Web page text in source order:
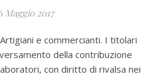
Maggio 2017
e commercianti. I titolari
della contribuzione
con diritto di rivalsa nei